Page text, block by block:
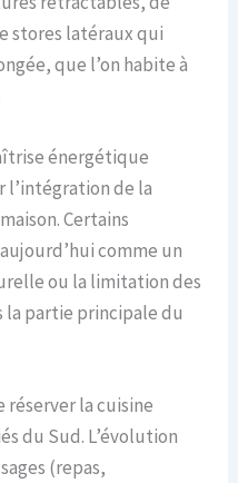
stores latéraux qui
que l’on habite à
énergétique
l’intégration de la
Certains
comme un
ou la limitation des
la partie principale du
réserver la cuisine
du Sud. L’évolution
(repas,